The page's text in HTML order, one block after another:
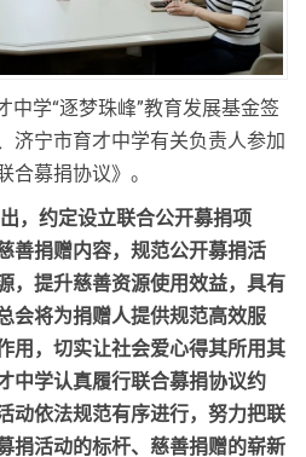
中学“逐梦珠峰”教育发展基金签
济宁市育才中学有关负责人参加
合募捐协议》 。
约定设立联合公开募捐项
善捐赠内容，规范公开募捐活
，提升慈善资源使用效益，具有
会将为捐赠人提供规范高效服
用，切实让社会爱心得其所用其
中学认真履行联合募捐协议约
动依法规范有序进行，努力把联
捐活动的标杆、慈善捐赠的崭新